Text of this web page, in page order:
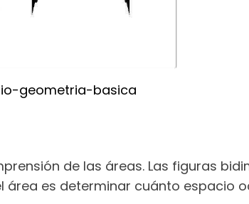
geometria-basica
de las áreas. Las figuras
es determinar cuánto espacio